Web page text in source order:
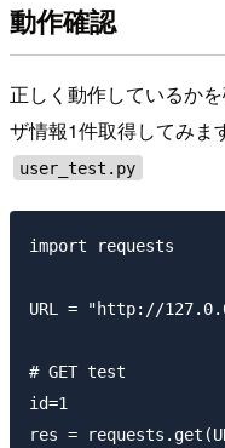
動作確認
正しく動作しているか
ザ情報1件取得してみま
user_test.py
import requests
URL = "http://
# GET test
id=1
res =